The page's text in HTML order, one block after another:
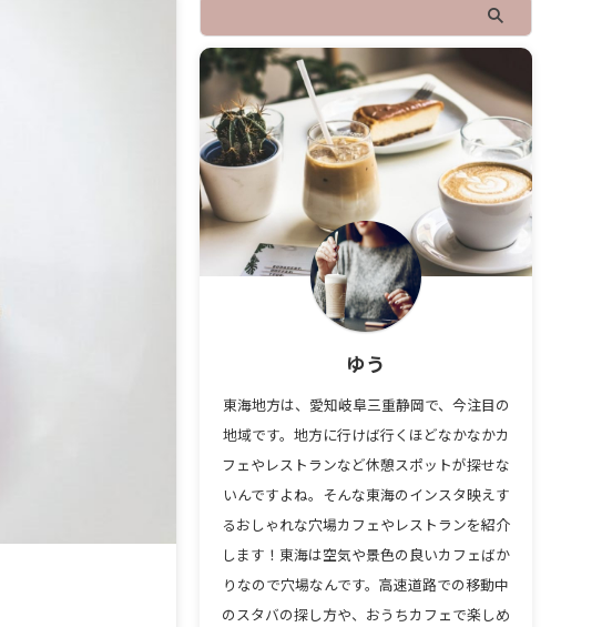
ゆう
東海地方は、愛知岐阜三重静岡で、今注目の
地域です。地方に行けば行くほどなかなかカ
フェやレストランなど休憩スポットが探せな
いんですよね。そんな東海のインスタ映えす
るおしゃれな穴場カフェやレストランを紹介
します！東海は空気や景色の良いカフェばか
りなので穴場なんです。高速道路での移動中
のスタバの探し方や、おうちカフェで楽しめ